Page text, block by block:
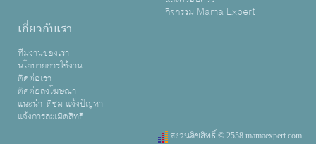
กิจกรรม Mama Expert
เกี่ยวกับเรา
ทีมงานของเรา
นโยบายการใช้งาน
ติดต่อเรา
ติดต่อลงโฆษณา
แนะนำ-ติชม แจ้งปัญหา
แจ้งการละเมิดสิทธิ
สงวนลิขสิทธิ์ © 2558 mamaexpert.com